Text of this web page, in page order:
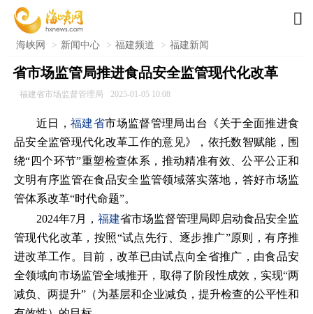

海峡网 > 新闻中心 > 福建频道 > 福建新闻
省市场监管局推进食品安全监管现代化改革
福建省市场监督管理局 2025-01-05 10:08
近日，福建省市场监督管理局出台《关于全面推进食
品安全监管现代化改革工作的意见》，依托数智赋能，围
绕“四个环节”重塑检查体系，推动精准有效、公平公正和
文明有序监管在食品安全监管领域落实落地，答好市场监
管体系改革“时代命题”。
2024年7月， 福建省市场监督管理局即启动食品安全监
管现代化改革，按照“试点先行、逐步推广”原则，有序推
进改革工作。目前，改革已由试点向全省推广，由食品安
全领域向市场监管全域推开，取得了阶段性成效，实现“两
减负、两提升”（为基层和企业减负，提升检查的公平性和